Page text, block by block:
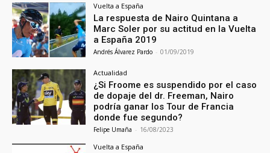
Vuelta a España
La respuesta de Nairo Quintana a
Marc Soler por su actitud en la Vuelta
a España 2019
Andrés Álvarez Pardo - 01/09/2019
Actualidad
¿Si Froome es suspendido por el caso
de dopaje del dr. Freeman, Nairo
podría ganar los Tour de Francia
donde fue segundo?
Felipe Umaña - 16/08/2023
Vuelta a España